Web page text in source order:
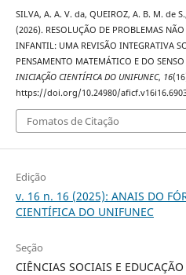
SILVA, A. A. V. da, QUEIROZ, A. B. M. de
(2026). RESOLUÇÃO DE PROBLEMAS
INFANTIL: UMA REVISÃO INTEGRATIVA
PENSAMENTO MATEMÁTICO E DO
INICIAÇÃO CIENTÍFICA DO UNIFUNEC, 16
https://doi.org/10.24980/
Fomatos de Citação
Edição
v. 16 n. 16 (2025): ANAIS DO
CIENTÍFICA DO UNIFUNEC
Seção
CIÊNCIAS SOCIAIS E EDUCAÇÃO